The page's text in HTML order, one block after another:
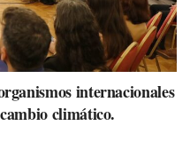
internacionales
climático.